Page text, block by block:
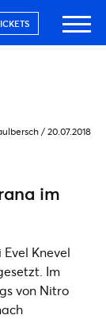
/ 20.07.2018
im
Knevel
Im
von Nitro